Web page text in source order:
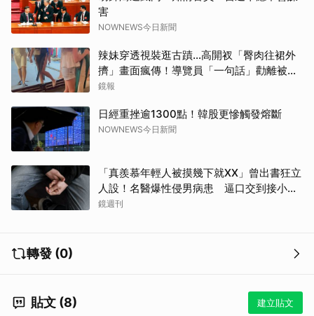
害
NOWNEWS今日新聞
辣妹穿透視裝逛古蹟…高開衩「臀肉往裙外
擠」畫面瘋傳！導覽員「一句話」勸離被狂
讚
鏡報
日經重挫逾1300點！韓股更慘觸發熔斷
NOWNEWS今日新聞
「真羨慕年輕人被摸幾下就XX」曾出書狂立
人設！名醫爆性侵男病患 逼口交到接小孩
鬧鐘響才停
鏡週刊
轉發 (0)
貼文 (8) 建立貼文